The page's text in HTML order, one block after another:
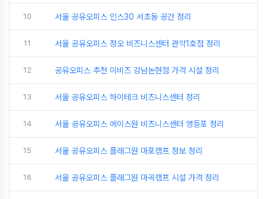
10 서울 공유오피스 인스30 서초동 공간 정리
11 서울 공유오피스 정오 비즈니스센터 관악1호점 정리
12 공유오피스 추천 이비즈 강남논현점 가격 시설 정리
13 서울 공유오피스 하이테크 비즈니스센터 정리
14 서울 공유오피스 에이스원 비즈니스센터 영등포 정리
15 서울 공유오피스 플래그원 마포캠프 정보 정리
16 서울 공유오피스 플래그원 마곡캠프 시설 가격 정리